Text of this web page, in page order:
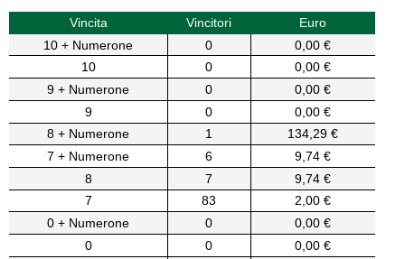
Vincita Vincitori
Euro
10 + Numerone
0
0,00 €
10
0
0,00 €
9 + Numerone
0
0,00 €
9
0
0,00 €
8 + Numerone
1
134,29 €
7 + Numerone
6
9,74 €
8
7
9,74 €
7
83
2,00 €
0 + Numerone
0
0,00 €
0
0
0,00 €